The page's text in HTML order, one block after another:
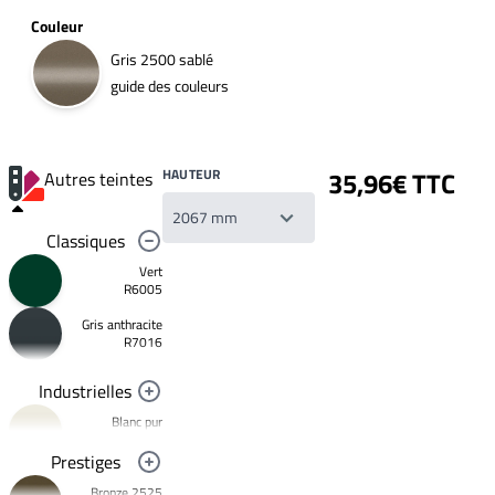
Couleur
Gris 2500 sablé
guide des couleurs
Autres teintes
Classiques
Vert
R6005
Gris anthracite
R7016
Industrielles
Blanc pur
Noir foncé
Prestiges
HAUTEUR 35,96€ TTC
Votre
liste
souhaits
Un
produit
Créer